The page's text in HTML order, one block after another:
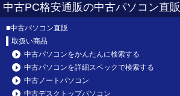
中古PC格安通販の中古パソコン直販
■中古パソコン直販
取扱い商品
中古パソコンをかんたんに検索する
中古パソコンを詳細スペックで検索する
中古ノートパソコン
中古デスクトップパソコン